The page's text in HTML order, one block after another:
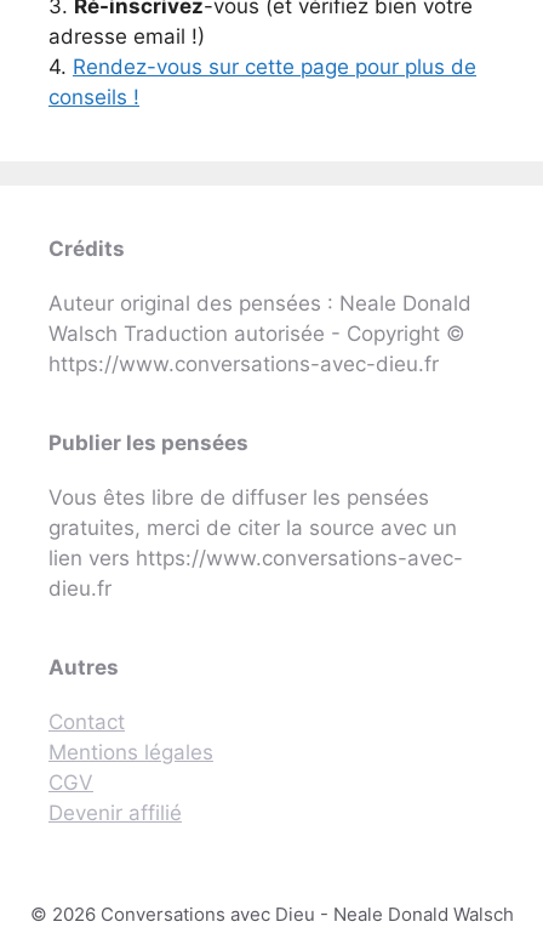
3. Ré-inscrivez-vous (et vérifiez bien votre
adresse email !)
4. Rendez-vous sur cette page pour plus de
conseils !
Crédits
Auteur original des pensées : Neale Donald
Walsch Traduction autorisée - Copyright ©
https://www.conversations-avec-dieu.fr
Publier les pensées
Vous êtes libre de diffuser les pensées
gratuites, merci de citer la source avec un
lien vers https://www.conversations-avec-
dieu.fr
Autres
Contact
Mentions légales
CGV
Devenir affilié
© 2026 Conversations avec Dieu - Neale Donald Walsch